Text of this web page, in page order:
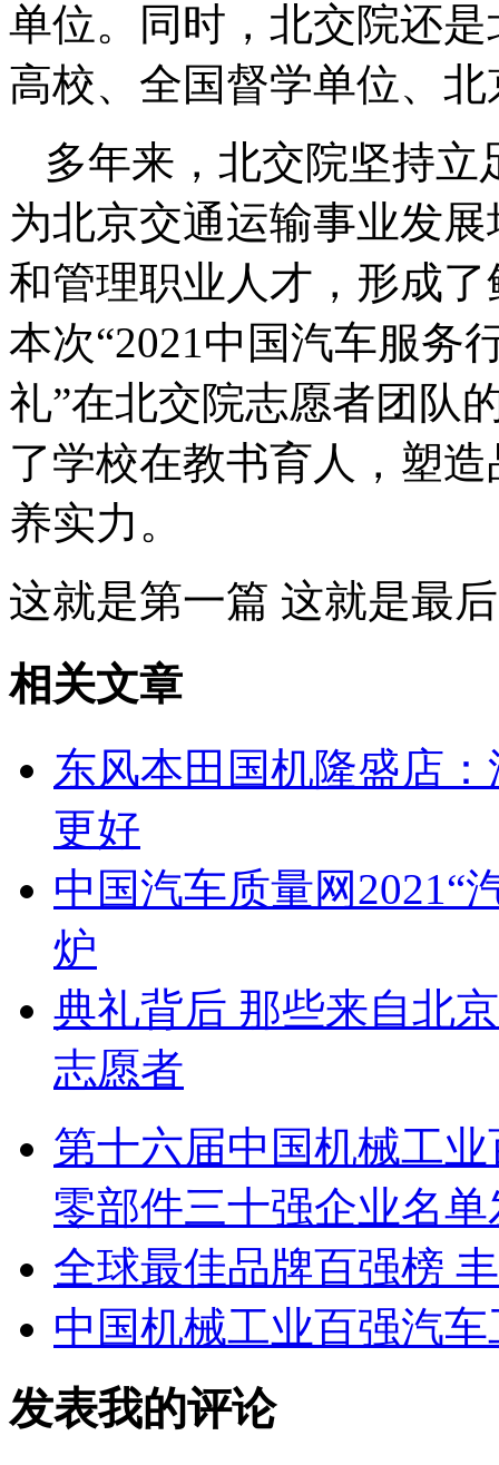
单位。同时，北交院还
高校、全国督学单位、
多年来，北交院坚持
为北京交通运输事业发
和管理职业人才，形成
本次“2021中国汽车服务
礼”在北交院志愿者团队
了学校在教书育人，塑
养实力。
这就是第一篇 这就是最
相关文章
东风本田国机隆盛店
更好
中国汽车质量网2021“
炉
典礼背后 那些来自北
志愿者
第十六届中国机械工
零部件三十强企业名单
全球最佳品牌百强榜
中国机械工业百强汽
发表我的评论